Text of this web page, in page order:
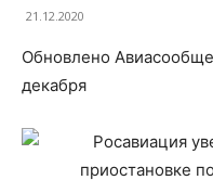
21.12.2020
Обновлено
декабря